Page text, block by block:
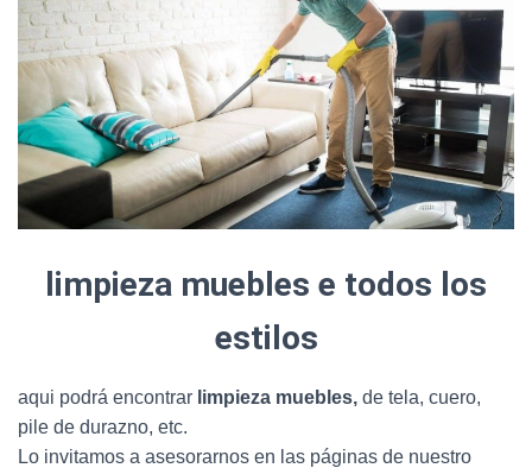
limpieza muebles e todos los
estilos
aqui podrá encontrar limpieza muebles, de tela, cuero,
pile de durazno, etc.
Lo invitamos a asesorarnos en las páginas de nuestro